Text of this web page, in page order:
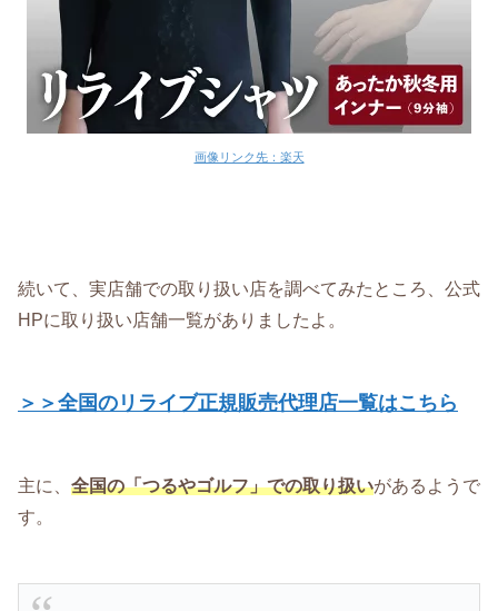
画像リンク先：楽天
続いて、実店舗での取り扱い店を調べてみたところ、公式
HPに取り扱い店舗一覧がありましたよ。
＞＞全国のリライブ正規販売代理店一覧はこちら
主に、 全国の「つるやゴルフ」での取り扱いがあるようで
す。